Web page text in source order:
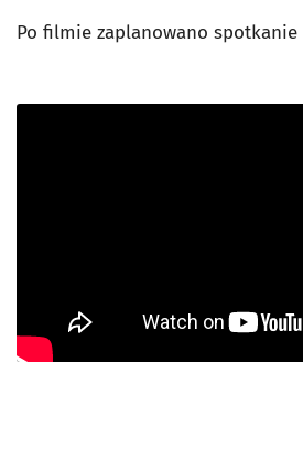
Po filmie zaplanowano spotkanie